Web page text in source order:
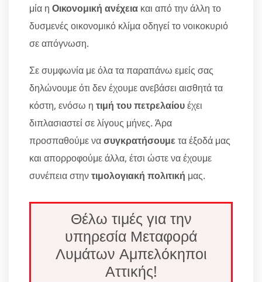
μία η Οικονομική ανέχεια και από την άλλη το
δυσμενές οικονομικό κλίμα οδηγεί το νοικοκυριό
σε απόγνωση.
Σε συμφωνία με όλα τα παραπάνω εμείς σας
δηλώνουμε ότι δεν έχουμε ανεβάσει αισθητά τα
κόστη, ενόσω η τιμή του πετρελαίουέχει
διπλασιαστεί σε λίγους μήνες. Άρα
προσπαθούμε νασυγκρατήσουμε τα έξοδά μας
και απορροφούμε άλλα, έτσι ώστε να έχουμε
συνέπεια στηντιμολογιακή πολιτική μας.
Θέλω τιμές για την
υπηρεσία Μεταφορά
Λυμάτων Αμπελόκηποι
Αττικής!